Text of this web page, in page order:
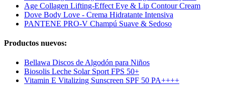
Age Collagen Lifting-Effect Eye & Lip Contour Cream
Dove Body Love - Crema Hidratante Intensiva
PANTENE PRO-V Champú Suave & Sedoso
Productos nuevos:
Bellawa Discos de Algodón para Niños
Biosolis Leche Solar Sport FPS 50+
Vitamin E Vitalizing Sunscreen SPF 50 PA++++